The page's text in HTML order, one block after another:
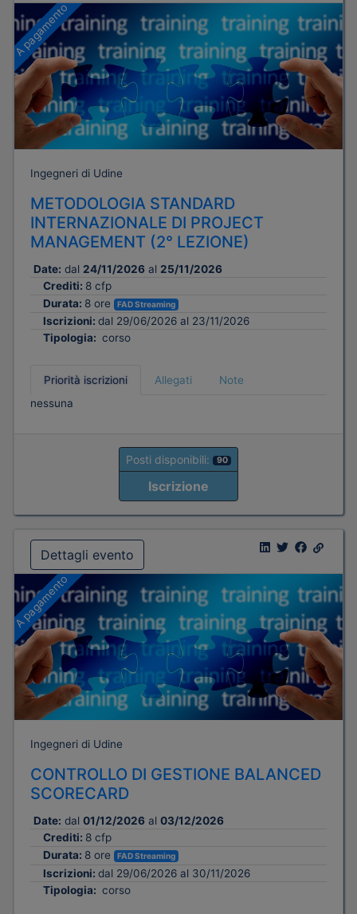
A pagamento
Ingegneri di Udine
METODOLOGIA STANDARD
INTERNAZIONALE DI PROJECT
MANAGEMENT (2° LEZIONE)
Date: dal 24/11/2026 al 25/11/2026
Crediti: 8 cfp
Durata: 8 ore FAD Streaming
Iscrizioni: dal 29/06/2026 al 23/11/2026
Tipologia: corso
Priorità iscrizioni Allegati
Note
nessuna
Posti disponibili: 90
Iscrizione
Dettagli evento
A pagamento
Ingegneri di Udine
CONTROLLO DI GESTIONE BALANCED
SCORECARD
Date: dal 01/12/2026 al 03/12/2026
Crediti: 8 cfp
Durata: 8 ore FAD Streaming
Iscrizioni: dal 29/06/2026 al 30/11/2026
Tipologia: corso